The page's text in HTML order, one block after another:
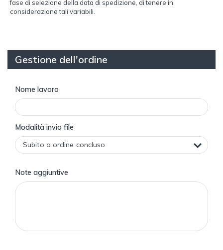
fase di selezione della data di spedizione, di tenere in
considerazione tali variabili.
Gestione dell'ordine
Nome lavoro
Modalità invio file
Note aggiuntive